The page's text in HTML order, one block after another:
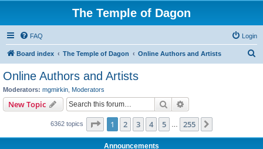
The Temple of Dagon
FAQ Login
Board index The Temple of Dagon Online Authors and Artists
Online Authors and Artists
Moderators: mgmirkin Moderators
New Topic Search
6362 topics Page 1of 255
1 2 3 4 5 255
Announcements